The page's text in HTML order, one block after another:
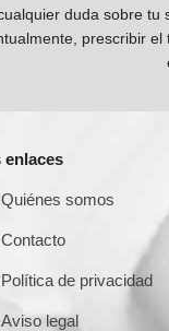
duda sobre tu
prescribir
enlaces
Quiénes somos
Contacto
Política de privacidad
Aviso legal